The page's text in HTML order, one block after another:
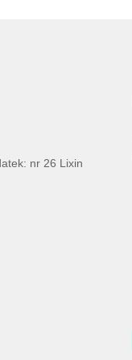
nr 26 Lixin